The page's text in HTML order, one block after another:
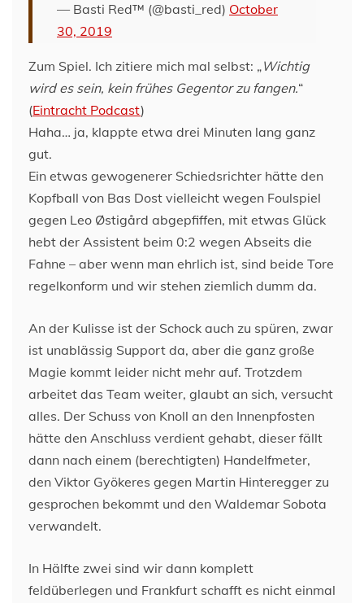
— Basti Red™ (@basti_red) October
30, 2019
Zum Spiel. Ich zitiere mich mal selbst: „Wichtig
wird es sein, kein frühes Gegentor zu fangen.“
(Eintracht Podcast)
Haha… ja, klappte etwa drei Minuten lang ganz
gut.
Ein etwas gewogenerer Schiedsrichter hätte den
Kopfball von Bas Dost vielleicht wegen Foulspiel
gegen Leo Østigård abgepfiffen, mit etwas Glück
hebt der Assistent beim 0:2 wegen Abseits die
Fahne – aber wenn man ehrlich ist, sind beide Tore
regelkonform und wir stehen ziemlich dumm da.
An der Kulisse ist der Schock auch zu spüren, zwar
ist unablässig Support da, aber die ganz große
Magie kommt leider nicht mehr auf. Trotzdem
arbeitet das Team weiter, glaubt an sich, versucht
alles. Der Schuss von Knoll an den Innenpfosten
hätte den Anschluss verdient gehabt, dieser fällt
dann nach einem (berechtigten) Handelfmeter,
den Viktor Gyökeres gegen Martin Hinteregger zu
gesprochen bekommt und den Waldemar Sobota
verwandelt.
In Hälfte zwei sind wir dann komplett
feldüberlegen und Frankfurt schafft es nicht einmal